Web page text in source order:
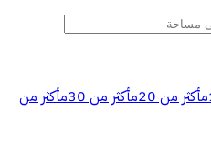
أكثر من 20م أكثر من 30م
أكثر من